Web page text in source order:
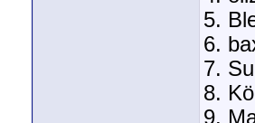
5.
6.
7.
8.
9.